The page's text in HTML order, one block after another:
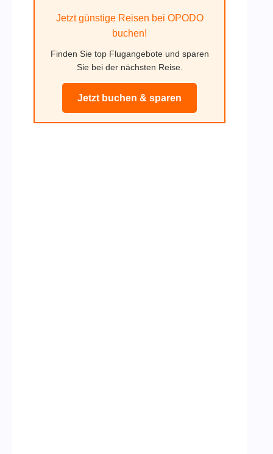
Jetzt günstige Reisen bei OPODO
buchen!
Finden Sie top Flugangebote und sparen
Sie bei der nächsten Reise.
Jetzt buchen & sparen